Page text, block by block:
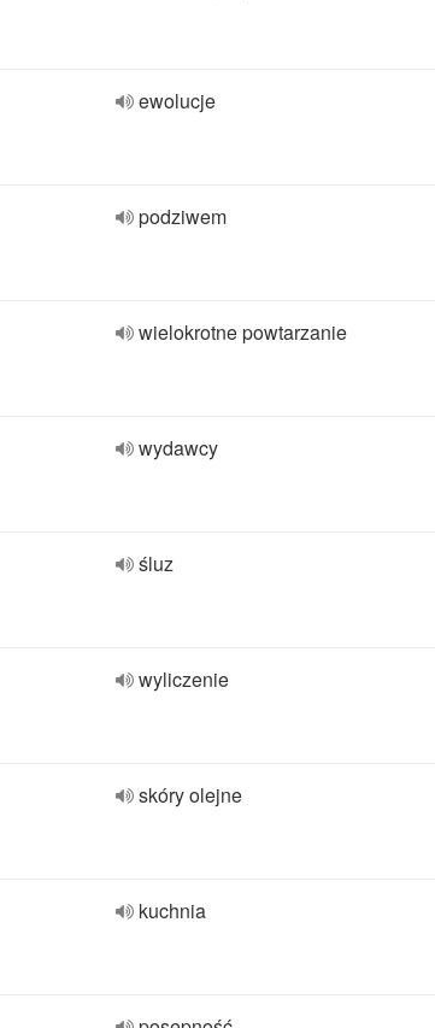
ewolucje
podziwem
wielokrotne powtarzanie
wydawcy
śluz
wyliczenie
skóry olejne
kuchnia